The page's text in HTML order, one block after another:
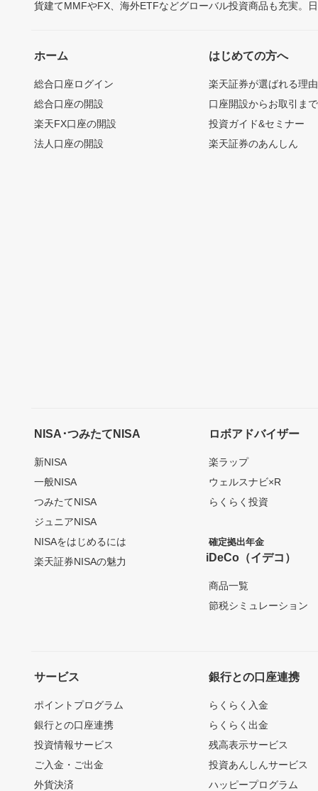
貨建てMMFやFX、海外ETFなどグローバル投資商品も充実。
ホーム
総合口座ログイン
総合口座の開設
楽天FX口座の開設
法人口座の開設
はじめての方へ
楽天証券が選ばれる理由
口座開設からお取引ま
投資ガイド&セミナー
楽天証券のあんしん
NISA･つみたてNISA
新NISA
一般NISA
つみたてNISA
ジュニアNISA
NISAをはじめるには
楽天証券NISAの魅力
ロボアドバイザー
楽ラップ
ウェルスナビ×R
らくらく投資
確定拠出年金
iDeCo（イデコ）
商品一覧
節税シミュレーション
サービス
ポイントプログラム
銀行との口座連携
投資情報サービス
ご入金・ご出金
外貨決済
銀行との口座連携
らくらく入金
らくらく出金
残高表示サービス
投資あんしんサービス
ハッピープログラム